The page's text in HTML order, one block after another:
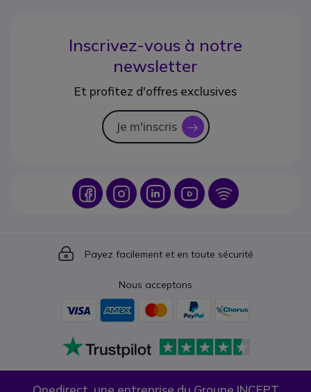
Inscrivez-vous à notre
newsletter
Et profitez d'offres exclusives
Je m'inscris icon
Icon IconIcon Icon Icon
Icon
Payez facilement et en toute sécurité
Nous acceptons